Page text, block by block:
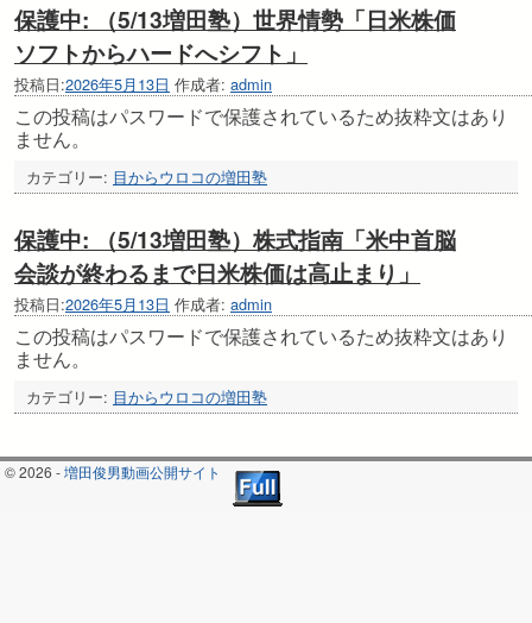
保護中: （5/13増田塾）世界情勢「日米株価
ソフトからハードへシフト」
投稿日:2026年5月13日 作成者: admin
この投稿はパスワードで保護されているため抜粋文はあり
ません。
カテゴリー: 目からウロコの増田塾
保護中: （5/13増田塾）株式指南「米中首脳
会談が終わるまで日米株価は高止まり」
投稿日:2026年5月13日 作成者: admin
この投稿はパスワードで保護されているため抜粋文はあり
ません。
カテゴリー: 目からウロコの増田塾
© 2026 -増田俊男動画公開サイト